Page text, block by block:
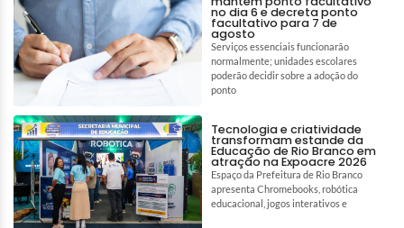
no dia 6 e decreta ponto
facultativo para 7 de
agosto
Serviços essenciais funcionarão
normalmente; unidades escolares
poderão decidir sobre a adoção do
ponto
Tecnologia e criatividade
transformam estande da
Educação de Rio Branco em
atração na Expoacre 2026
Espaço da Prefeitura de Rio Branco
apresenta Chromebooks, robótica
educacional, jogos interativos e